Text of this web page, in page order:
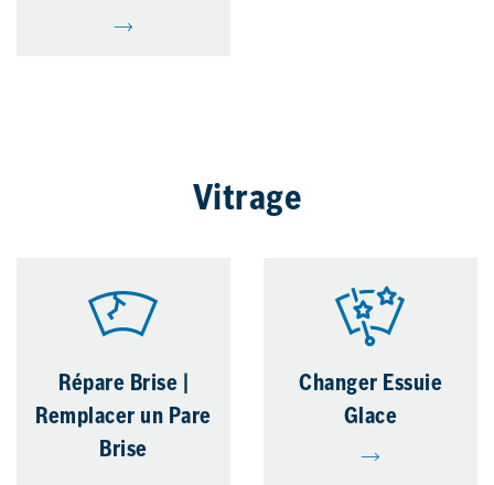
Vitrage
Répare Brise |
Remplacer un Pare
Brise
Changer Essuie
Glace